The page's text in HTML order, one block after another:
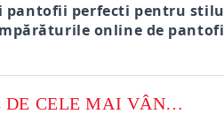
pantofii perfecti pentru
online de
MODELE DE CELE MAI VÂNZATE